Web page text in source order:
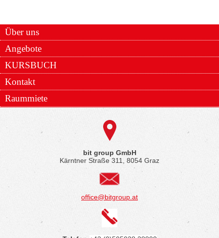
Über uns
Angebote
KURSBUCH
Kontakt
Raummiete
bit group GmbH
Kärntner Straße 311, 8054 Graz
office@bitgroup.at